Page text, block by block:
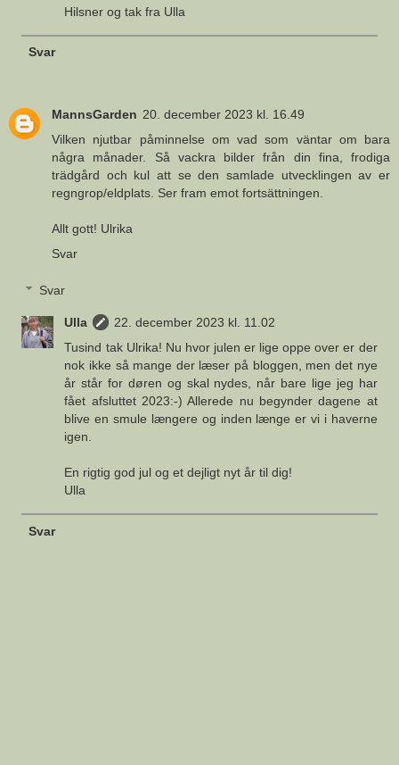
Hilsner og tak fra Ulla
Svar
MannsGarden 20. december 2023 kl. 16.49
Vilken njutbar påminnelse om vad som väntar om bara
några månader. Så vackra bilder från din fina, frodiga
trädgård och kul att se den samlade utvecklingen av er
regngrop/eldplats. Ser fram emot fortsättningen.
Allt gott! Ulrika
Svar
Svar
Ulla
22. december 2023 kl. 11.02
Tusind tak Ulrika! Nu hvor julen er lige oppe over er der
nok ikke så mange der læser på bloggen, men det nye
år står for døren og skal nydes, når bare lige jeg har
fået afsluttet 2023:-) Allerede nu begynder dagene at
blive en smule længere og inden længe er vi i haverne
igen.
En rigtig god jul og et dejligt nyt år til dig!
Ulla
Svar